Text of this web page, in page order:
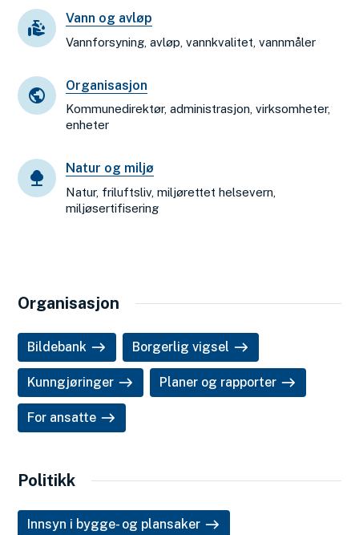
Vann og avløp
Vannforsyning, avløp, vannkvalitet, vannmåler
Organisasjon
Kommunedirektør, administrasjon, virksomheter,
enheter
Natur og miljø
Natur, friluftsliv, miljørettet helsevern,
miljøsertifisering
Organisasjon
Bildebank Borgerlig vigsel
Kunngjøringer Planer og rapporter
For ansatte
Politikk
Innsyn i bygge- og plansaker